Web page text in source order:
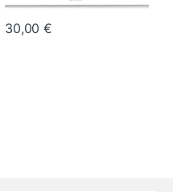
The options may be chosen
30,00€
This product has multiple